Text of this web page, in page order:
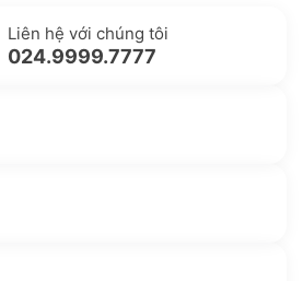
Liên hệ với chúng tôi
024.9999.7777